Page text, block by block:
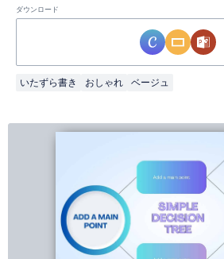
ダウンロード
いたずら書き おしゃれ ベージュ